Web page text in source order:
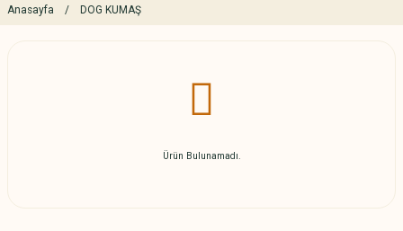
Anasayfa DOG KUMAŞ
Ürün Bulunamadı.